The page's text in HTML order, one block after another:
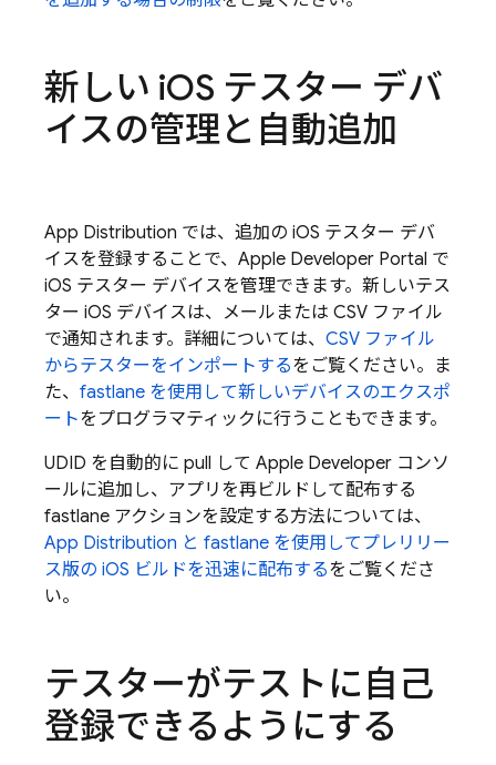
新しい iOS テスター デバ
イスの管理と自動追加
App Distribution では、追加の iOS テスター デバ
イスを登録することで、Apple Developer Portal で
iOS テスター デバイスを管理できます。新しいテス
ター iOS デバイスは、メールまたは CSV ファイル
で通知されます。詳細については、 CSV ファイル
からテスターをインポートするをご覧ください。ま
た、 fastlane を使用して新しいデバイスのエクスポ
ートをプログラマティックに行うこともできます。
UDID を自動的に pull して Apple Developer コンソ
ールに追加し、アプリを再ビルドして配布する
fastlane アクションを設定する方法については、
App Distribution と fastlane を使用してプレリリー
ス版の iOS ビルドを迅速に配布するをご覧くださ
い。
テスターがテストに自己
登録できるようにする